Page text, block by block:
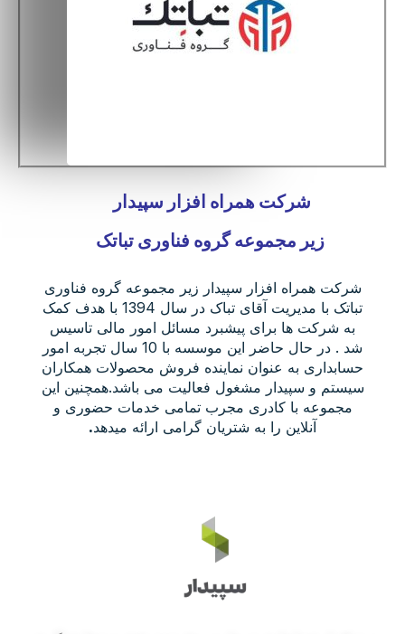
شرکت همراه افزار سپیدار
زیر مجموعه گروه فناوری تباتک
شرکت همراه افزار سپیدار زیر مجموعه گروه فناوری
تباتک با مدیریت آقای تباک در سال 1394 با هدف کمک
به شرکت ها برای پیشبرد مسائل امور مالی تاسیس
شد . در حال حاضر این موسسه با 10 سال تجربه امور
حسابداری به عنوان نماینده فروش محصولات همکاران
سیستم و سپیدار مشغول فعالیت می باشد.همچنین این
مجموعه با کادری مجرب تمامی خدمات حضوری و
آنلاین را به شتریان گرامی ارائه میدهد.